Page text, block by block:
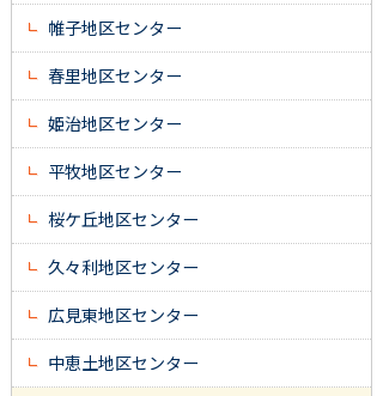
帷子地区センター
春里地区センター
姫治地区センター
平牧地区センター
桜ケ丘地区センター
久々利地区センター
広見東地区センター
中恵土地区センター